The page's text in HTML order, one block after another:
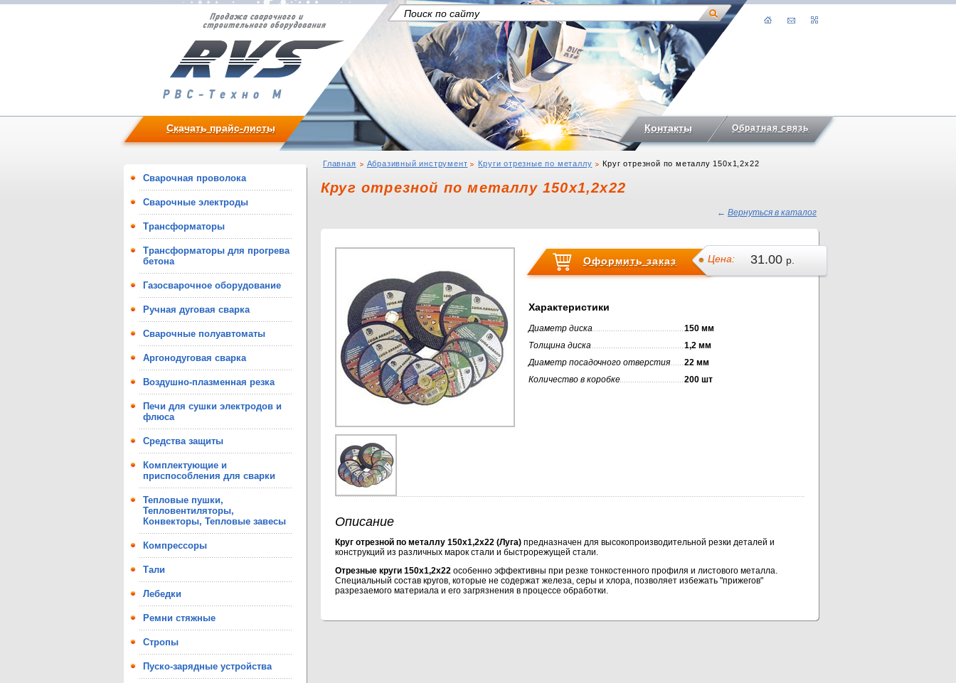
Скачать прайс-листы Контакты Обратная связь
Сварочная проволока
Сварочные электроды
Трансформаторы
Трансформаторы для прогрева
бетона
Газосварочное оборудование
Ручная дуговая сварка
Сварочные полуавтоматы
Аргонодуговая сварка
Воздушно-плазменная резка
Печи для сушки электродов и
флюса
Средства защиты
Комплектующие и
приспособления для сварки
Тепловые пушки,
Тепловентиляторы,
Конвекторы, Тепловые завесы
Компрессоры
Тали
Лебедки
Ремни стяжные
Стропы
Пуско-зарядные устройства
Главная Абразивный инструмент Круги отрезные по металлу Круг отрезной по металлу 150х1,2х22
Круг отрезной по металлу 150х1,2х22
← Вернуться в каталог
Оформить заказ Цена: 31.00 р.
Характеристики
Диаметр диска
150 мм
Толщина диска
1,2 мм
Диаметр посадочного отверстия
22 мм
Количество в коробке
200 шт
Описание
Круг отрезной по металлу 150х1,2х22 (Луга) предназначен для высокопроизводительной резки деталей и
конструкций из различных марок стали и быстрорежущей стали.
Отрезные круги 150х1,2х22 особенно эффективны при резке тонкостенного профиля и листового металла.
Специальный состав кругов, которые не содержат железа, серы и хлора, позволяет избежать "прижегов"
разрезаемого материала и его загрязнения в процессе обработки.